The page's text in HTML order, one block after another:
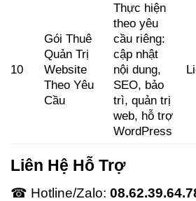
10
Gói Thuê
Quản Trị
Website
Theo Yêu
Cầu
Thực hiện
theo yêu
cầu riêng:
cập nhật
nội dung,
SEO, bảo
trì, quản trị
web, hỗ trợ
WordPress
Liên Hệ Hỗ Trợ
☎ Hotline/Zalo: